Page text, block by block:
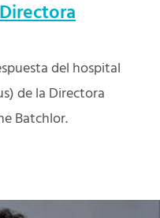
del hospital
de la Directora
Batchlor.